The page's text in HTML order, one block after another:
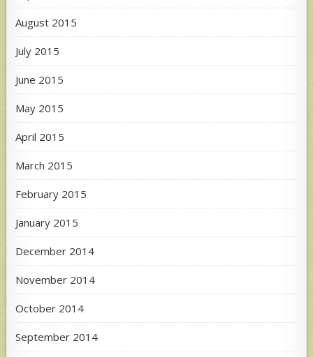
August 2015
July 2015
June 2015
May 2015
April 2015
March 2015
February 2015
January 2015
December 2014
November 2014
October 2014
September 2014